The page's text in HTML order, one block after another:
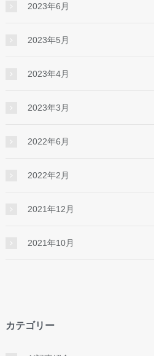
2023年6月
2023年5月
2023年4月
2023年3月
2022年6月
2022年2月
2021年12月
2021年10月
カテゴリー